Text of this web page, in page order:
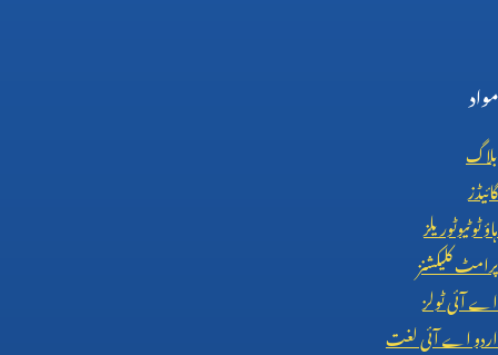
مواد
بلاگ
گائیڈز
ہاؤ ٹو ٹیوٹوریلز
پرامٹ کلیکشنز
اے آئی ٹولز
اردو اے آئی لغت